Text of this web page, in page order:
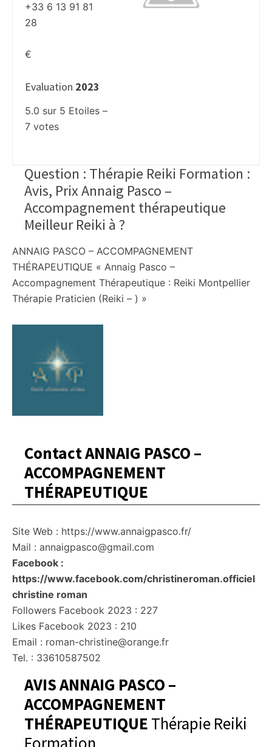
+33 6 13 91 81
28
€
Evaluation 2023
5.0 sur 5 Etoiles –
7 votes
Question : Thérapie Reiki Formation :
Avis, Prix Annaig Pasco –
Accompagnement thérapeutique
Meilleur Reiki à ?
ANNAIG PASCO – ACCOMPAGNEMENT
THÉRAPEUTIQUE « Annaig Pasco –
Accompagnement Thérapeutique : Reiki Montpellier
Thérapie Praticien (Reiki – ) »
Contact ANNAIG PASCO –
ACCOMPAGNEMENT
THÉRAPEUTIQUE
Site Web : https://www.annaigpasco.fr/
Mail : annaigpasco@gmail.com
Facebook :
https://www.facebook.com/christineroman.officiel
christine roman
Followers Facebook 2023 : 227
Likes Facebook 2023 : 210
Email : roman-christine@orange.fr
Tel. : 33610587502
AVIS ANNAIG PASCO –
ACCOMPAGNEMENT
THÉRAPEUTIQUE Thérapie Reiki
Formation